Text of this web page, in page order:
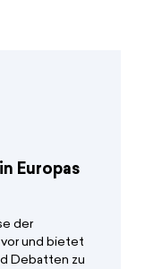
Europas
der
und bietet
Debatten zu